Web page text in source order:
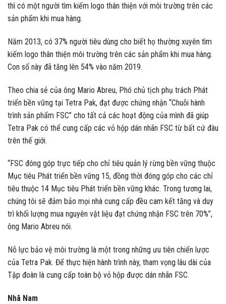
thì có một người tìm kiếm logo thân thiện với môi trường trên các
sản phẩm khi mua hàng.
Năm 2013, có 37% người tiêu dùng cho biết họ thường xuyên tìm
kiếm logo thân thiện môi trường trên các sản phẩm khi mua hàng.
Con số này đã tăng lên 54% vào năm 2019.
Theo chia sẻ của ông Mario Abreu, Phó chủ tịch phụ trách Phát
triển bền vững tại Tetra Pak, đạt được chứng nhận “Chuỗi hành
trình sản phẩm FSC” cho tất cả các hoạt động của mình đã giúp
Tetra Pak có thể cung cấp các vỏ hộp dán nhãn FSC từ bất cứ đâu
trên thế giới.
“FSC đóng góp trực tiếp cho chỉ tiêu quản lý rừng bền vững thuộc
Mục tiêu Phát triển bền vững 15, đồng thời đóng góp cho các chỉ
tiêu thuộc 14 Mục tiêu Phát triển bền vững khác. Trong tương lai,
chúng tôi sẽ đảm bảo mọi nhà cung cấp đều cam kết tăng và duy
trì khối lượng mua nguyên vật liệu đạt chứng nhận FSC trên 70%”,
ông Mario Abreu nói.
Nỗ lực bảo vệ môi trường là một trong những ưu tiên chiến lược
của Tetra Pak. Để thực hiện hành trình này, tham vọng lâu dài của
Tập đoàn là cung cấp toàn bộ vỏ hộp được dán nhãn FSC.
Nhã Nam